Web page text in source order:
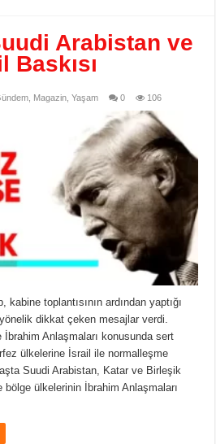
Arabistan ve
Baskısı
Magazin ,Yaşam 0 106
toplantısının ardından yaptığı
dikkat çeken mesajlar verdi.
Anlaşmaları konusunda sert
ülkelerine İsrail ile normalleşme
Suudi Arabistan, Katar ve Birleşik
ülkelerinin İbrahim Anlaşmaları